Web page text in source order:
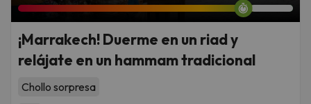
¡Marrakech! Duerme en un riad y
relájate en un hammam tradicional
Chollo sorpresa